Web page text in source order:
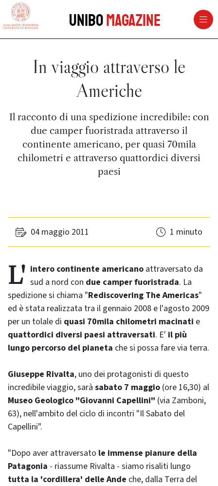
vai al contenuto della pagina
UniboMagazine
In viaggio attraverso le
Americhe
Il racconto di una spedizione incredibile: con
due camper fuoristrada attraverso il
continente americano, per quasi 70mila
chilometri e attraverso quattordici diversi
paesi
04 maggio 2011 1 minuto
L'intero continente americano attraversato da
sud a nord con due camper fuoristrada. La
spedizione si chiama "Rediscovering The Americas"
ed è stata realizzata tra il gennaio 2008 e l'agosto 2009
per un tolale di quasi 70mila chilometri macinati e
quattordici diversi paesi attraversati. E' il più
lungo percorso del pianeta che si possa fare via terra.
Giuseppe Rivalta, uno dei protagonisti di questo
incredibile viaggio, sarà sabato 7 maggio (ore 16,30) al
Museo Geologico "Giovanni Capellini" (via Zamboni,
63), nell'ambito del ciclo di incontri "Il Sabato del
Capellini".
"Dopo aver attraversato le immense pianure della
Patagonia - riassume Rivalta - siamo risaliti lungo
tutta la 'cordillera' delle Ande che, dalla Terra del